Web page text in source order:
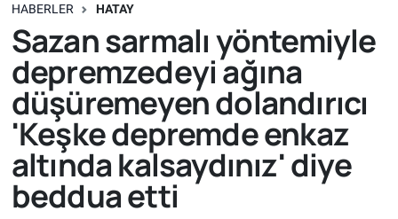
HABERLER HATAY
Sazan sarmalı yöntemiyle
depremzedeyi ağına
düşüremeyen dolandırıcı
'Keşke depremde enkaz
altında kalsaydınız' diye
beddua etti
Süper Lig Puan Durumu ve Fikstür
Tüm Manşetler
Son Dakika Haberleri
Haber Arşivi